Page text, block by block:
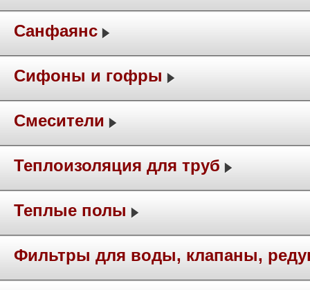
Санфаянс
Сифоны и гофры
Смесители
Теплоизоляция для труб
Теплые полы
Фильтры для воды, клапаны,